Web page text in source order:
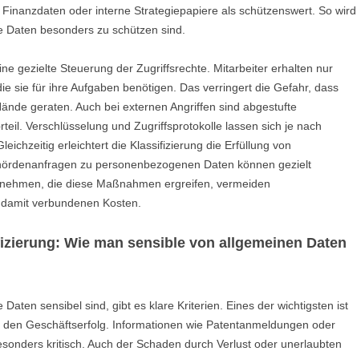
oder interne Strategiepapiere als schützenswert. So wird
besonders zu schützen sind.
gezielte Steuerung der Zugriffsrechte. Mitarbeiter erhalten nur
sie für ihre Aufgaben benötigen. Das verringert die Gefahr, dass
geraten. Auch bei externen Angriffen sind abgestufte
Verschlüsselung und Zugriffsprotokolle lassen sich je nach
erleichtert die Klassifizierung die Erfüllung von
zu personenbezogenen Daten können gezielt
die diese Maßnahmen ergreifen, vermeiden
verbundenen Kosten.
Wie man sensible von allgemeinen Daten
Daten sensibel sind, gibt es klare Kriterien. Eines der wichtigsten ist
Geschäftserfolg. Informationen wie Patentanmeldungen oder
kritisch. Auch der Schaden durch Verlust oder unerlaubten